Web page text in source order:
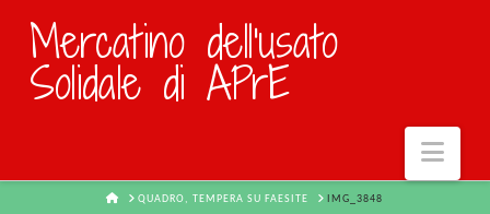
Mercatino dell'usato
Solidale di APrE
HOMEQUADRO, TEMPERA SU FAESITE IMG_3848